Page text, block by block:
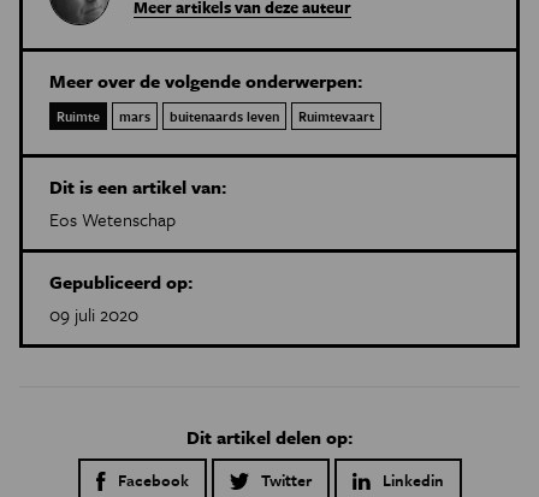
Meer artikels van deze auteur
Meer over de volgende onderwerpen:
Ruimte mars buitenaards leven Ruimtevaart
Dit is een artikel van:
Eos Wetenschap
Gepubliceerd op:
09 juli 2020
Dit artikel delen op:
Facebook Twitter Linkedin